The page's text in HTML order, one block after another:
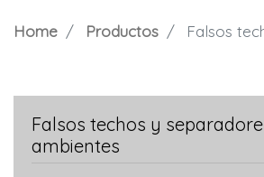
Home Productos Falsos
Falsos techos y
ambientes